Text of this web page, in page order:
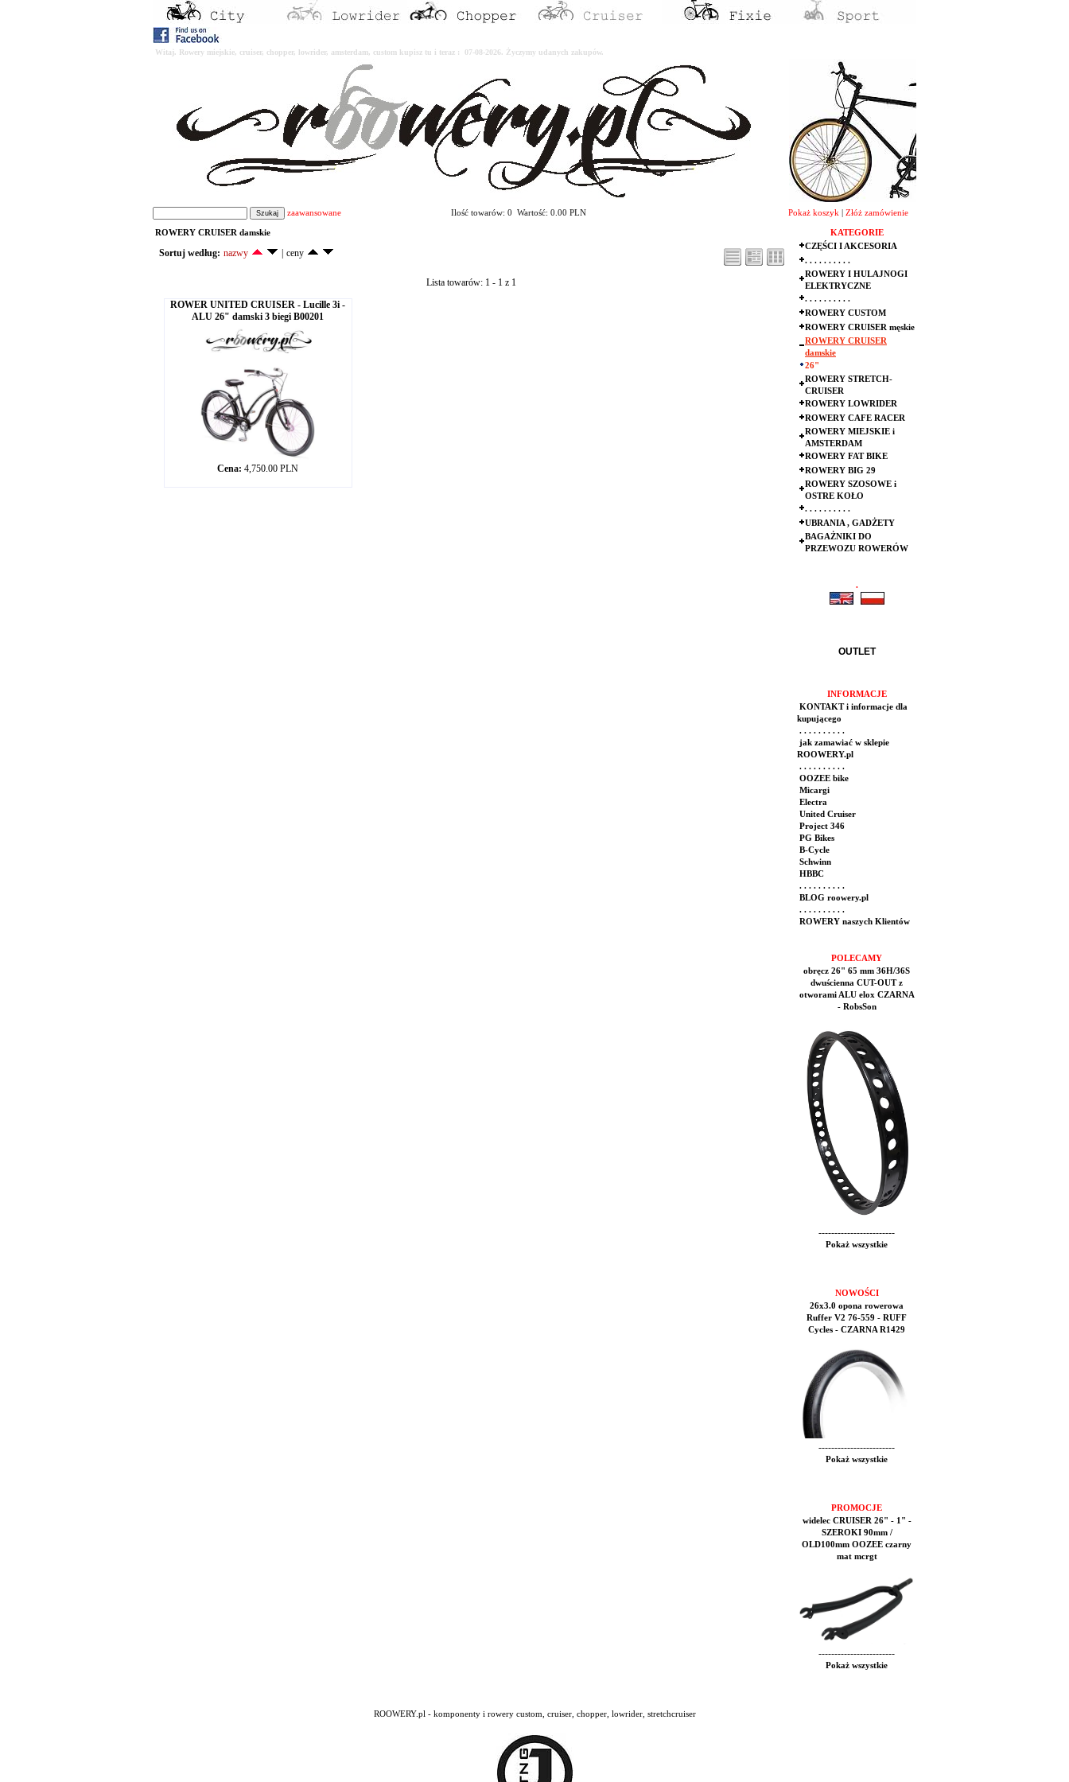
Witaj. Rowery miejskie, cruiser, chopper, lowrider, amsterdam, custom kupisz tu i teraz : 07-08-2026. Życzymy udanych zakupów.
zaawansowane Ilość towarów: 0 Wartość: 0.00 PLN Pokaż koszyk Złóż zamówienie
ROWERY CRUISER damskie
Sortuj według: nazwy ceny
Lista towarów: 1 - 1 z 1
ROWER UNITED CRUISER - Lucille 3i -
ALU 26" damski 3 biegi B00201
Cena: 4,750.00 PLN
KATEGORIE
CZĘŚCI I AKCESORIA
. . . . . . . . . .
ROWERY I HULAJNOGI
ELEKTRYCZNE
. . . . . . . . . .
ROWERY CUSTOM
ROWERY CRUISER męskie
ROWERY CRUISER
damskie
26"
ROWERY STRETCH-
CRUISER
ROWERY LOWRIDER
ROWERY CAFE RACER
ROWERY MIEJSKIE i
AMSTERDAM
ROWERY FAT BIKE
ROWERY BIG 29
ROWERY SZOSOWE i
OSTRE KOŁO
. . . . . . . . . .
UBRANIA , GADŻETY
BAGAŻNIKI DO
PRZEWOZU ROWERÓW
.
OUTLET
INFORMACJE
KONTAKT i informacje dla
kupującego
. . . . . . . . . .
jak zamawiać w sklepie
ROOWERY.pl
. . . . . . . . . .
OOZEE bike
Micargi
Electra
United Cruiser
Project 346
PG Bikes
B-Cycle
Schwinn
HBBC
. . . . . . . . . .
BLOG roowery.pl
. . . . . . . . . .
ROWERY naszych Klientów
POLECAMY
obręcz 26" 65 mm 36H/36S
dwuścienna CUT-OUT z
otworami ALU elox CZARNA
- RobsSon
------------------------
Pokaż wszystkie
NOWOŚCI
26x3.0 opona rowerowa
Ruffer V2 76-559 - RUFF
Cycles - CZARNA R1429
------------------------
Pokaż wszystkie
PROMOCJE
widelec CRUISER 26" - 1" -
SZEROKI 90mm /
OLD100mm OOZEE czarny
mat mcrgt
------------------------
Pokaż wszystkie
ROOWERY.pl - komponenty i rowery custom, cruiser, chopper, lowrider, stretchcruiser